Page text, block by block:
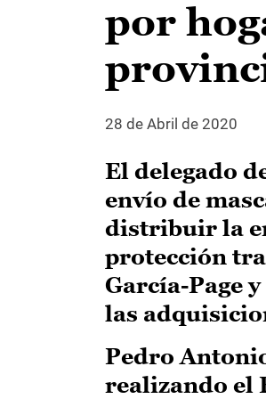
por
28 de Abril de 2020
El delegado
envío de
distribuir la
protección
García-Page
las
Pedro
realizando el